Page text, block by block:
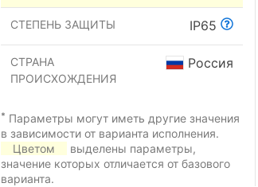
СТЕПЕНЬ ЗАЩИТЫ IP65
СТРАНА
ПРОИСХОЖДЕНИЯ
Россия
* Параметры могут иметь другие значения
в зависимости от варианта исполнения.
Цветом
выделены параметры,
значение которых отличается от базового
варианта.